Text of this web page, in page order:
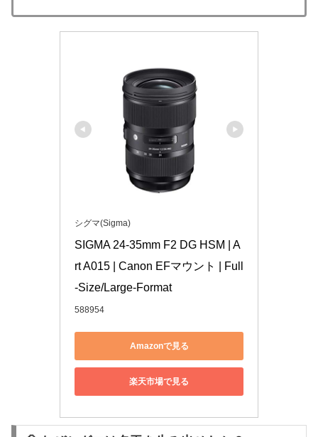
シグマ(Sigma)
SIGMA 24-35mm F2 DG HSM | A
rt A015 | Canon EFマウント | Full
-Size/Large-Format
588954
Amazonで見る
楽天市場で見る